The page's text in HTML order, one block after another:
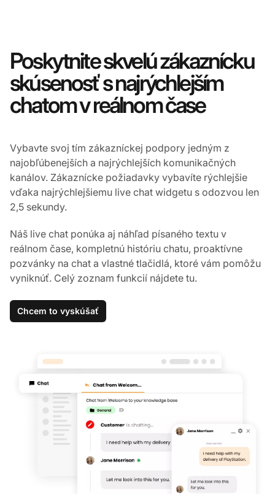
Poskytnite skvelú zákaznícku
skúsenosť s najrýchlejším
chatom v reálnom čase
Vybavte svoj tím zákazníckej podpory jedným z
najobľúbenejších a najrýchlejších komunikačných
kanálov. Zákaznícke požiadavky vybavíte rýchlejšie
vďaka najrýchlejšiemu live chat widgetu s odozvou len
2,5 sekundy.
Náš live chat ponúka aj náhľad písaného textu v
reálnom čase, kompletnú históriu chatu, proaktívne
pozvánky na chat a vlastné tlačidlá, ktoré vám pomôžu
vyniknúť. Celý zoznam funkcií nájdete tu.
Chcem to vyskúšať